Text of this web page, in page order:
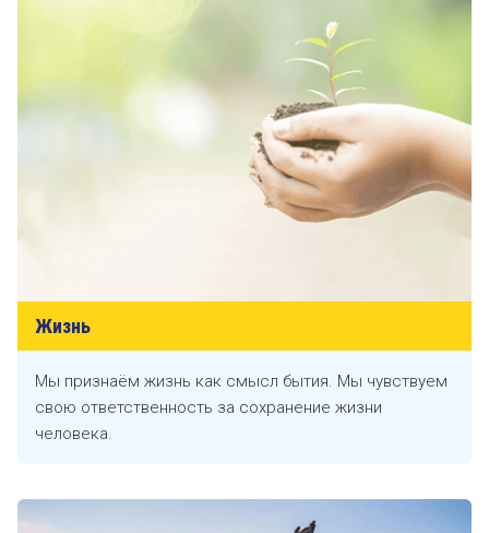
Жизнь
Мы признаём жизнь как смысл бытия. Мы чувствуем
свою ответственность за сохранение жизни
человека.